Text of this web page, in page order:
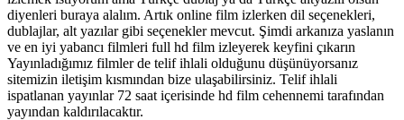
diyenleri buraya alalım. Artık online film izlerken dil seçenekleri,
dublajlar, alt yazılar gibi seçenekler mevcut. Şimdi arkanıza yaslanın
ve en iyi yabancı filmleri full hd film izleyerek keyfini çıkarın
Yayınladığımız filmler de telif ihlali olduğunu düşünüyorsanız
sitemizin iletişim kısmından bize ulaşabilirsiniz. Telif ihlali
ispatlanan yayınlar 72 saat içerisinde hd film cehennemi tarafından
yayından kaldırılacaktır.